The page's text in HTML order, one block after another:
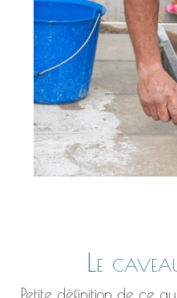
Le
Petite définition de ce